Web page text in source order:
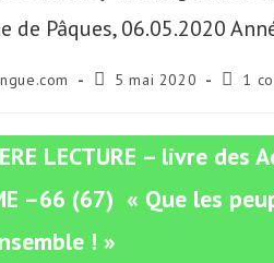
:
Publication
5 mai 2020 1
LECTURE – livre
–66 (67) « Que les
! »